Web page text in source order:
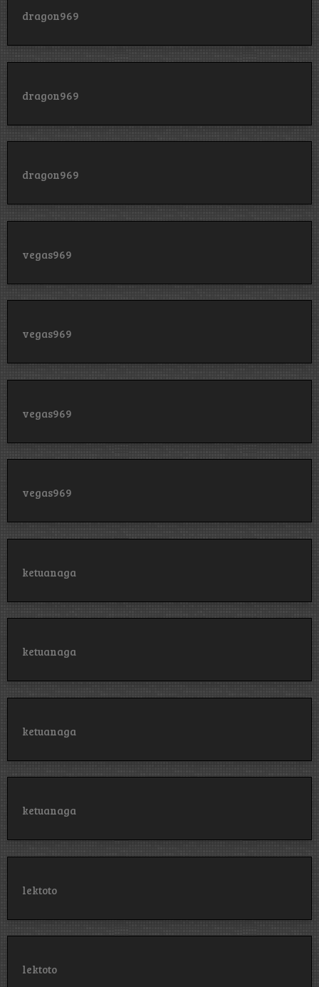
dragon969
dragon969
dragon969
vegas969
vegas969
vegas969
vegas969
ketuanaga
ketuanaga
ketuanaga
ketuanaga
lektoto
lektoto